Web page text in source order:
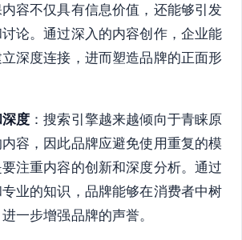
容不仅具有信息价值，还能够引发
论。通过深入的内容创作，企业能
深度连接，进而塑造品牌的正面形
度 ：搜索引擎越来越倾向于青睐原
容，因此品牌应避免使用重复的模
注重内容的创新和深度分析。通过
业的知识，品牌能够在消费者中树
一步增强品牌的声誉。